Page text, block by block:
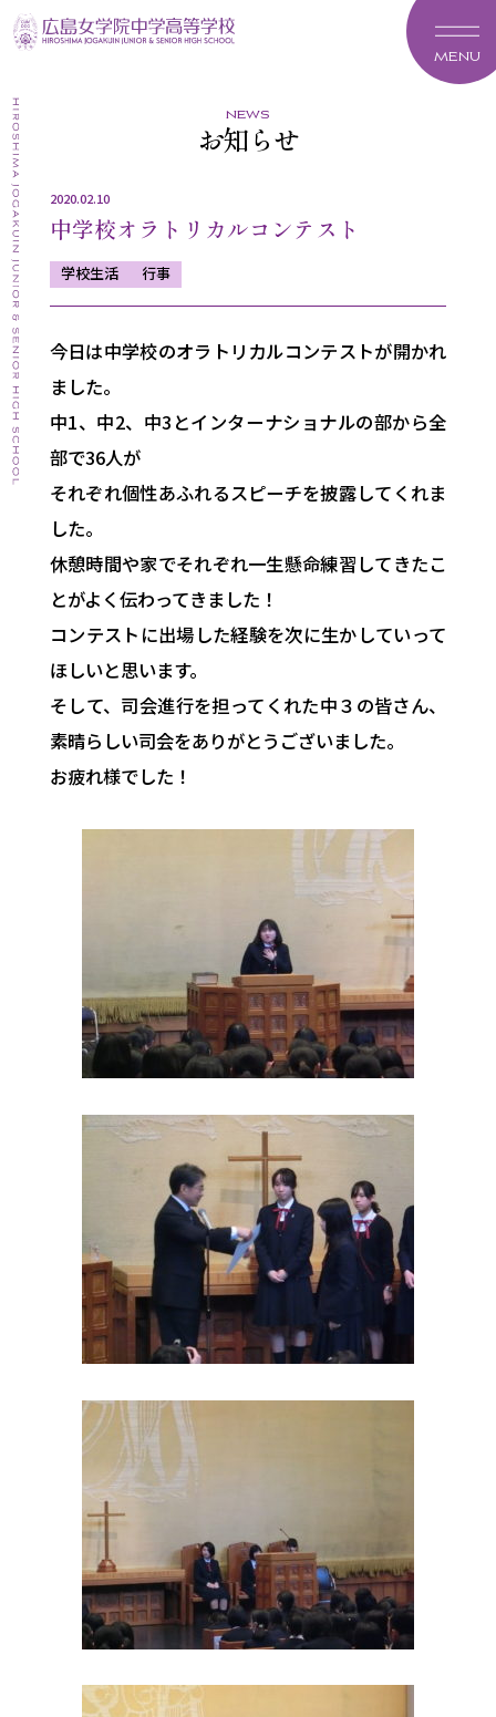
MENU
news
お知らせ
2020.02.10
中学校オラトリカルコンテスト
学校生活 行事
今日は中学校のオラトリカルコンテストが開かれ
ました。
中1、中2、中3とインターナショナルの部から全
部で36人が
それぞれ個性あふれるスピーチを披露してくれま
した。
休憩時間や家でそれぞれ一生懸命練習してきたこ
とがよく伝わってきました！
コンテストに出場した経験を次に生かしていって
ほしいと思います。
そして、司会進行を担ってくれた中３の皆さん、
素晴らしい司会をありがとうございました。
お疲れ様でした！